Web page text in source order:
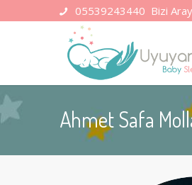
05539243440 Bizi
Ahmet Safa